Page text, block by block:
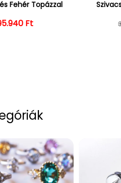
Fehér Topázzal
ár ár
Ft